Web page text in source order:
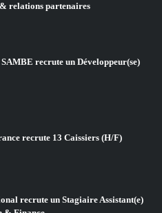
relations partenaires
recrute un Développeur(se)
recrute 13 Caissiers (H/F)
recrute un Stagiaire Assistant(e)